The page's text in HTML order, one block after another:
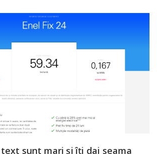
sunt mari și îți dai seama